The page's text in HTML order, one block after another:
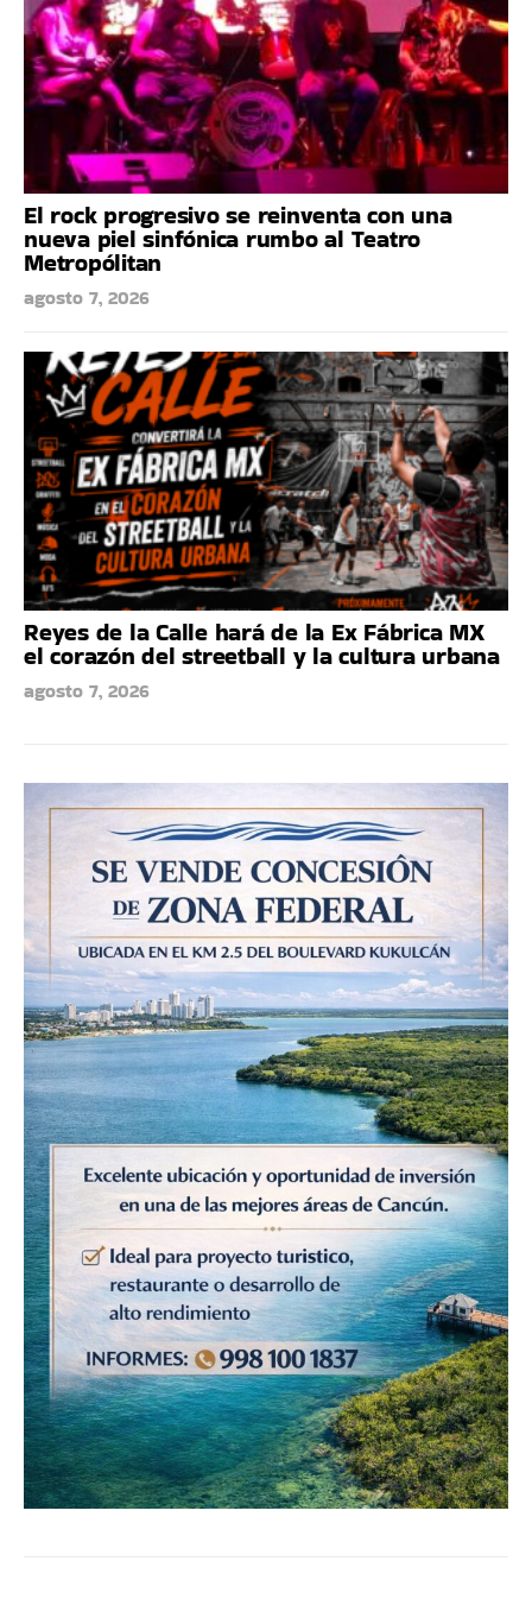
El rock progresivo se reinventa con una
nueva piel sinfónica rumbo al Teatro
Metropólitan
agosto 7, 2026
Reyes de la Calle hará de la Ex Fábrica MX
el corazón del streetball y la cultura urbana
agosto 7, 2026